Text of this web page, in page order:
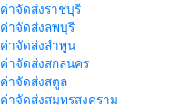
ค่าจัดส่งราชบุรี
ค่าจัดส่งลพบุรี
ค่าจัดส่งลำพูน
ค่าจัดส่งสกลนคร
ค่าจัดส่งสตูล
ค่าจัดส่งสมุทรสงคราม